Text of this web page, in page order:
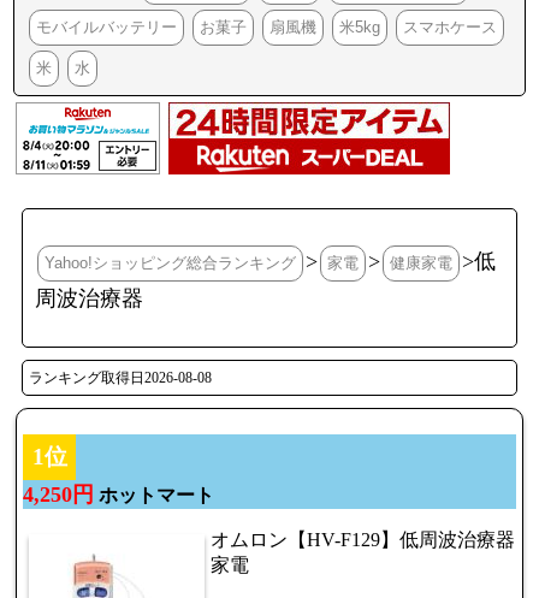
モバイルバッテリー お菓子 扇風機 米5kg スマホケース
米 水
Yahoo!ショッピング総合ランキング > 家電 > 健康家電 >低
周波治療器
ランキング取得日2026-08-08
1位
4,250円 ホットマート
オムロン【HV-F129】低周波治療器
家電